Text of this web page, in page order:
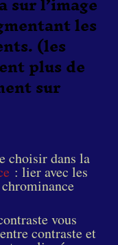
les
(les
plus de
sur
choisir dans la
: lier avec les
vous
contraste et